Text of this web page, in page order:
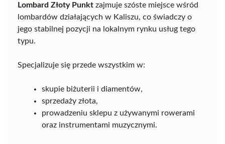
Lombard Złoty Punkt zajmuje szóste miejsce wśród
lombardów działających w Kaliszu, co świadczy o
jego stabilnej pozycji na lokalnym rynku usług tego
typu.
Specjalizuje się przede wszystkim w:
skupie biżuterii i diamentów,
sprzedaży złota,
prowadzeniu sklepu z używanymi rowerami
oraz instrumentami muzycznymi.